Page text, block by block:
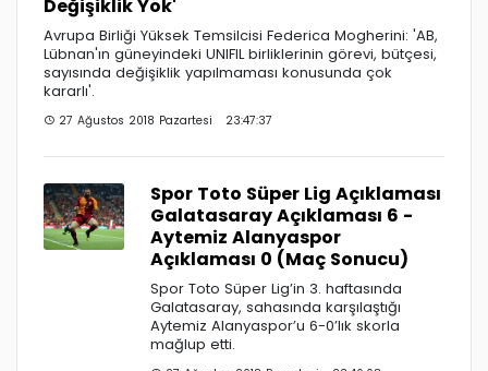
Değişiklik Yok'
Avrupa Birliği Yüksek Temsilcisi Federica Mogherini: 'AB,
Lübnan'ın güneyindeki UNIFIL birliklerinin görevi, bütçesi,
sayısında değişiklik yapılmaması konusunda çok
kararlı'.
27 Ağustos 2018 Pazartesi 23:47:37
Spor Toto Süper Lig Açıklaması
Galatasaray Açıklaması 6 -
Aytemiz Alanyaspor
Açıklaması 0 (Maç Sonucu)
Spor Toto Süper Lig’in 3. haftasında
Galatasaray, sahasında karşılaştığı
Aytemiz Alanyaspor’u 6-0’lık skorla
mağlup etti.